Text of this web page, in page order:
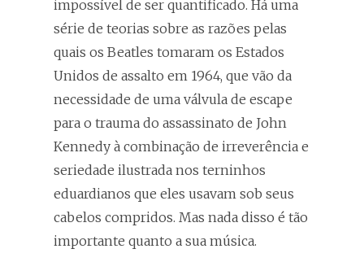
impossível de ser quantificado. Há uma
série de teorias sobre as razões pelas
quais os Beatles tomaram os Estados
Unidos de assalto em 1964, que vão da
necessidade de uma válvula de escape
para o trauma do assassinato de John
Kennedy à combinação de irreverência e
seriedade ilustrada nos terninhos
eduardianos que eles usavam sob seus
cabelos compridos. Mas nada disso é tão
importante quanto a sua música.